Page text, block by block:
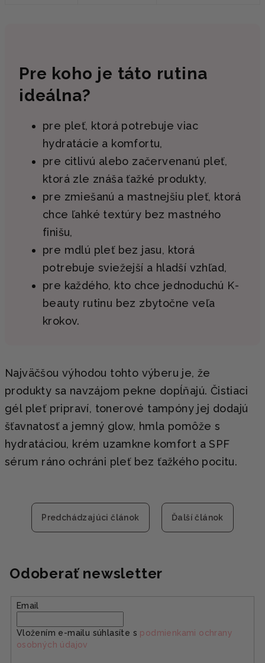
Pre koho je táto rutina
ideálna?
pre pleť, ktorá potrebuje viac
hydratácie a komfortu,
pre citlivú alebo začervenanú pleť,
ktorá zle znáša ťažké produkty,
pre zmiešanú a mastnejšiu pleť, ktorá
chce ľahké textúry bez mastného
finišu,
pre mdlú pleť bez jasu, ktorá
potrebuje sviežejší a hladší vzhľad,
pre každého, kto chce jednoduchú K-
beauty rutinu bez zbytočne veľa
krokov.
Najväčšou výhodou tohto výberu je, že
produkty sa navzájom pekne dopĺňajú. Čistiaci
gél pleť pripraví, tonerové tampóny jej dodajú
šťavnatosť a jemný glow, hmla pomôže s
hydratáciou, krém uzamkne komfort a SPF
sérum ráno ochráni pleť bez ťažkého pocitu.
Predchádzajúci článok Ďalší článok
Odoberať newsletter
Email
Vložením e-mailu súhlasíte s podmienkami ochrany
osobných údajov